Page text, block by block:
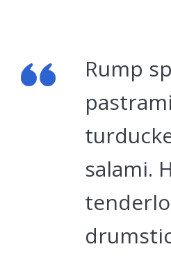
Rump
salami.